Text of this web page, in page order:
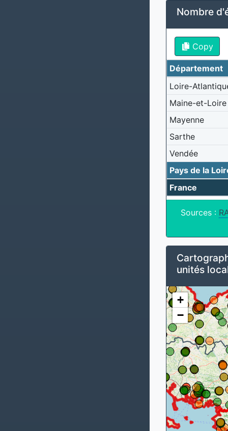
Nombre
Copy
Département
Loire-
Maine-et-Loire
Mayenne
Sarthe
Vendée
Pays de la
France
Sources :
unités
+
−